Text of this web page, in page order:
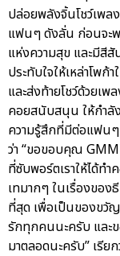
ปล่อยพลังจิ้นโชว์เพล
แฟนๆ ดังลั่น ก่อนจะ
แห่งความสุข และมีสี
ประทับใจให้เหล่าโพ
และส่งท้ายโชว์ด้วย
คอยสนับสนุน ให้กำลั
ความรู้สึกที่มีต่อแฟนๆ
ว่า “ขอขอบคุณ
ที่ซับพอร์ตเราให้ได้ท
เทมากๆ ในเรื่องของ
ที่สุด เพื่อเป็นของขวั
รักทุกคนนะครับ แล
มาตลอดนะครับ” เรี